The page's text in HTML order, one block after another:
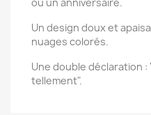
Un design doux et
nuages colorés.
Une double déclaration
tellement".